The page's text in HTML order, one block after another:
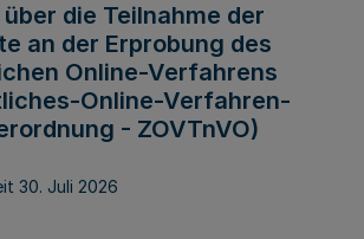
die Teilnahme der
an der Erprobung des
Online-Verfahrens
Online-Verfahren-
- ZOVTnVO)
30. Juli 2026